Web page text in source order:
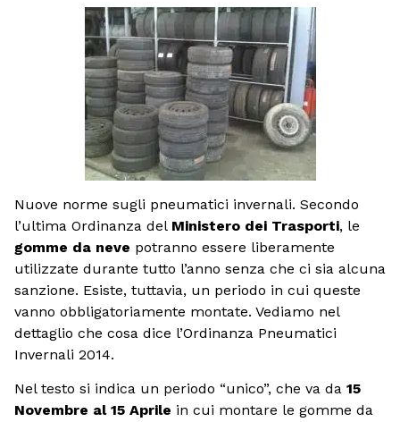
Nuove norme sugli pneumatici invernali. Secondo
l’ultima Ordinanza del Ministero dei Trasporti, le
gomme da neve potranno essere liberamente
utilizzate durante tutto l’anno senza che ci sia alcuna
sanzione. Esiste, tuttavia, un periodo in cui queste
vanno obbligatoriamente montate. Vediamo nel
dettaglio che cosa dice l’Ordinanza Pneumatici
Invernali 2014.
Nel testo si indica un periodo “unico”, che va da 15
Novembre al 15 Aprile in cui montare le gomme da